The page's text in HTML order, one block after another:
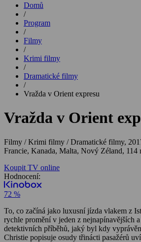
Domů
/
Program
/
Filmy
/
Krimi filmy
/
Dramatické filmy
/
Vražda v Orient expresu
Vražda v Orient
Filmy / Krimi filmy / Dramatické filmy,
Francie, Kanada, Malta, Nový Zéland, 114
Koupit TV online
Hodnocení:
72 %
To, co začíná jako luxusní jízda vlakem z
rychle promění v jeden z nejnapínavějších
detektivních příběhů, jaký byl kdy
Christie popisuje osudy třinácti pasažérů